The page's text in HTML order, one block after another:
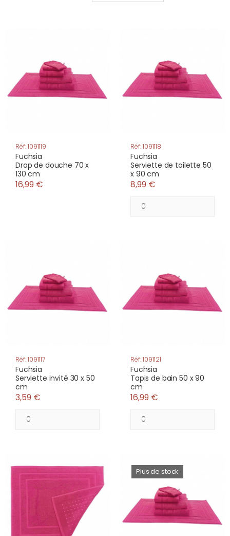
Réf: 1091119
Fuchsia
Drap de douche 70 x
130 cm
16,99 €
Réf: 1091118
Fuchsia
Serviette de toilette 50
x 90 cm
8,99 €
Réf: 1091117
Fuchsia
Serviette invité 30 x 50
cm
3,59 €
Réf: 1091121
Fuchsia
Tapis de bain 50 x 90
cm
16,99 €
Plus de stock